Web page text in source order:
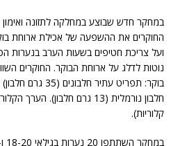
במחקר חדש שבוצע במחלקה לתזונה ואימון
החוקרים את ההשפעה של אכילת ארוחת
ועל צריכת חטיפים בשעות הערב בנערות
בוקר: תפריט עתיר
קלוריות).